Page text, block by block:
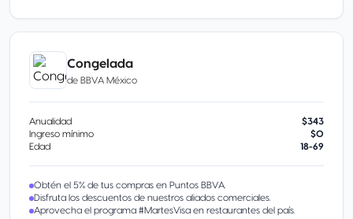
marca de la tienda hasta por un año al pagar con la tarjeta elegible
de Mastercard. Este beneficio te protege hasta por 200 USD por
evento y hasta por 400 USD por año.
Congelada
de BBVA México
Anualidad
$343
Ingreso mínimo
$0
Edad
18-69
Obtén el 5% de tus compras en Puntos BBVA.
Disfruta los descuentos de nuestros aliados comerciales.
Aprovecha el programa #MartesVisa en restaurantes del país.